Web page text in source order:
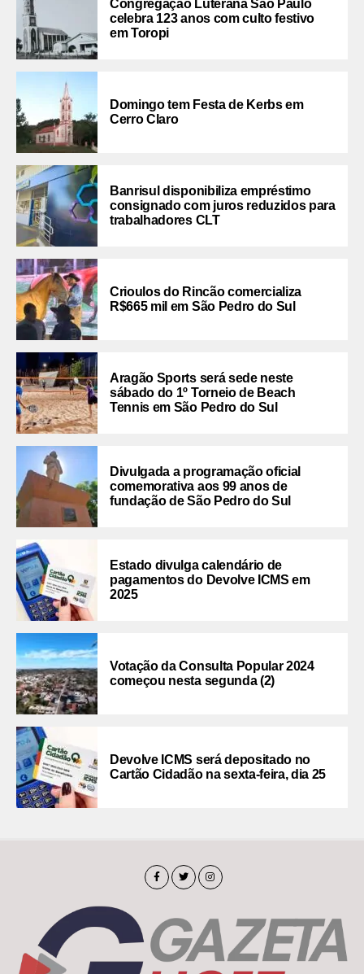
Congregação Luterana São Paulo
celebra 123 anos com culto festivo
em Toropi
Domingo tem Festa de Kerbs em
Cerro Claro
Banrisul disponibiliza empréstimo
consignado com juros reduzidos para
trabalhadores CLT
Crioulos do Rincão comercializa
R$665 mil em São Pedro do Sul
Aragão Sports será sede neste
sábado do 1º Torneio de Beach
Tennis em São Pedro do Sul
Divulgada a programação oficial
comemorativa aos 99 anos de
fundação de São Pedro do Sul
Estado divulga calendário de
pagamentos do Devolve ICMS em
2025
Votação da Consulta Popular 2024
começou nesta segunda (2)
Devolve ICMS será depositado no
Cartão Cidadão na sexta-feira, dia 25